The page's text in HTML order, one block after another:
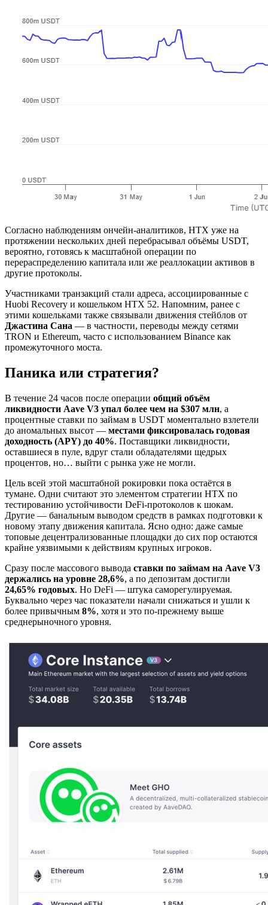
Согласно наблюдениям ончейн-аналитиков, HTX уже на
протяжении нескольких дней перебрасывал объёмы USDT,
вероятно, готовясь к масштабной операции по
перераспределению капитала или же реаллокации активов в
другие протоколы.
Участниками транзакций стали адреса, ассоциированные с
Huobi Recovery и кошельком HTX 52. Напомним, ранее с
этими кошельками также связывали движения стейблов от
Джастина Сана — в частности, переводы между сетями
TRON и Ethereum, часто с использованием Binance как
промежуточного моста.
Паника или стратегия?
В течение 24 часов после операции общий объём
ликвидности Aave V3 упал более чем на $307 млн, а
процентные ставки по займам в USDT моментально взлетели
до аномальных высот — местами фиксировалась годовая
доходность (APY) до 40%. Поставщики ликвидности,
оставшиеся в пуле, вдруг стали обладателями щедрых
процентов, но… выйти с рынка уже не могли.
Цель всей этой масштабной рокировки пока остаётся в
тумане. Одни считают это элементом стратегии HTX по
тестированию устойчивости DeFi-протоколов к шокам.
Другие — банальным выводом средств в рамках подготовки к
новому этапу движения капитала. Ясно одно: даже самые
топовые децентрализованные площадки до сих пор остаются
крайне уязвимыми к действиям крупных игроков.
Сразу после массового вывода ставки по займам на Aave V3
держались на уровне 28,6%, а по депозитам достигли
24,65% годовых. Но DeFi — штука саморегулируемая.
Буквально через час показатели начали снижаться и ушли к
более привычным 8%, хотя и это по-прежнему выше
среднерыночного уровня.